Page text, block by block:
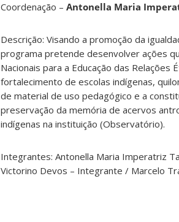
Coordenação – Antonella Maria
Descrição: Visando a promoção da
programa pretende desenvolver ações
Nacionais para a Educação das
fortalecimento de escolas indígenas,
de material de uso pedagógico e a
preservação da memória de acervos
indígenas na instituição (Observatório).
Integrantes: Antonella Maria Imperatriz
Victorino Devos – Integrante / Marcelo